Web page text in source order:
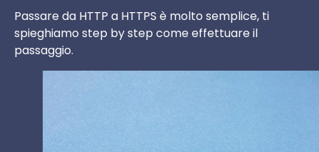
Passare da HTTP a HTTPS è molto semplice, ti
spieghiamo step by step come effettuare il
passaggio.